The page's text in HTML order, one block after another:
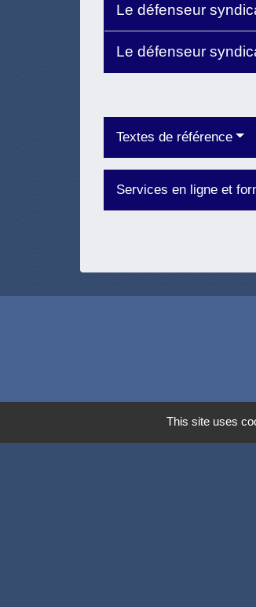
Le défenseur
Le défenseur
Textes de référence
Services en ligne et
This site uses